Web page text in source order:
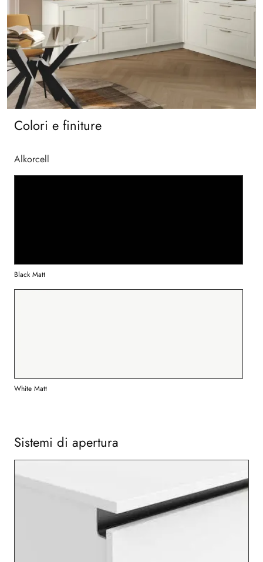
Colori e finiture
Alkorcell
Black Matt
White Matt
Sistemi di apertura